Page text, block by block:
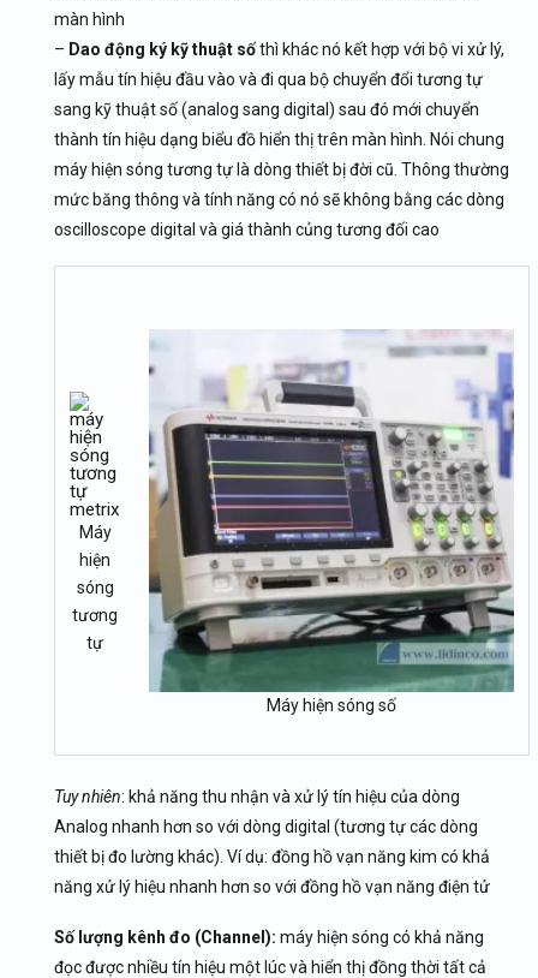
màn hình
– Dao động ký kỹ thuật sốthì khác nó kết hợp với bộ vi xử lý,
lấy mẫu tín hiệu đầu vào và đi qua bộ chuyển đổi tương tự
sang kỹ thuật số (analog sang digital) sau đó mới chuyển
thành tín hiệu dạng biểu đồ hiển thị trên màn hình. Nói chung
máy hiện sóng tương tự là dòng thiết bị đời cũ. Thông thường
mức băng thông và tính năng có nó sẽ không bằng các dòng
oscilloscope digital và giá thành củng tương đối cao
Máy
hiện
sóng
tương
tự
Máy hiện sóng số
Tuy nhiên: khả năng thu nhận và xử lý tín hiệu của dòng
Analog nhanh hơn so với dòng digital (tương tự các dòng
thiết bị đo lường khác). Ví dụ: đồng hồ vạn năng kim có khả
năng xử lý hiệu nhanh hơn so với đồng hồ vạn năng điện tử
Số lượng kênh đo (Channel): máy hiện sóng có khả năng
đọc được nhiều tín hiệu một lúc và hiển thị đồng thời tất cả